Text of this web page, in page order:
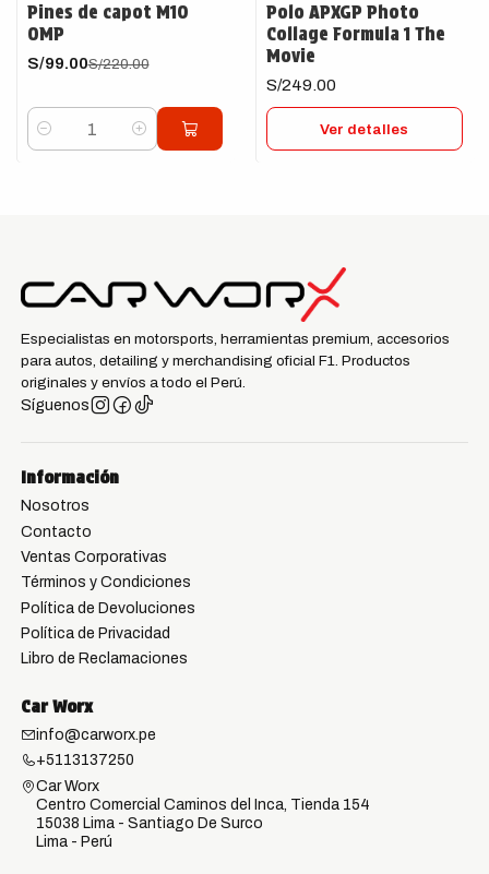
Pines de capot M10
OMP
S/99.00S/220.00
Cantidad
Polo APXGP Photo
Collage Formula 1 The
Movie
S/249.00
Ver detalles
Especialistas en motorsports, herramientas premium, accesorios
para autos, detailing y merchandising oficial F1. Productos
originales y envíos a todo el Perú.
Síguenos
Información
Nosotros
Contacto
Ventas Corporativas
Términos y Condiciones
Política de Devoluciones
Política de Privacidad
Libro de Reclamaciones
Car Worx
info@carworx.pe
+5113137250
Car Worx
Centro Comercial Caminos del Inca, Tienda 154
15038 Lima - Santiago De Surco
Lima - Perú